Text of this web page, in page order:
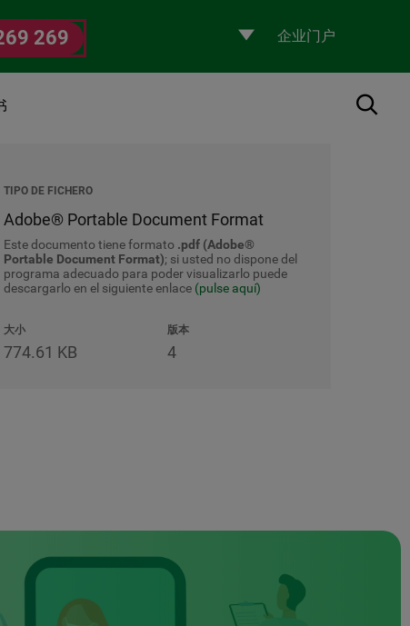
269
Selecciona
un
搜索
TIPO DE FICHERO
Adobe® Portable Document Format
Este documento tiene formato .pdf (Adobe®
Portable Document Format); si usted no dispone del
programa adecuado para poder visualizarlo puede
descargarlo en el siguiente enlace (pulse aquí)
大小
774.61 KB
版本
4